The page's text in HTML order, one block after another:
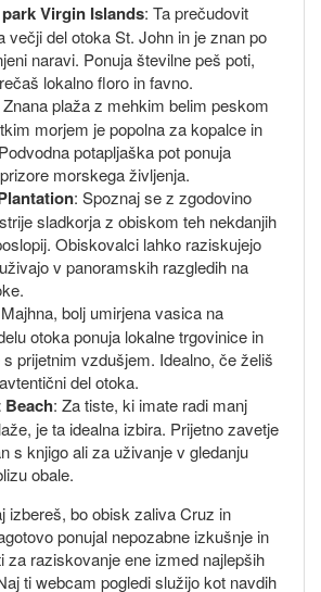
Virgin Islands: Ta prečudovit
večji del otoka St. John in je znan po
naravi. Ponuja številne peš poti,
lokalno floro in favno.
Znana plaža z mehkim belim peskom
morjem je popolna za kopalce in
potapljaška pot ponuja
morskega življenja.
: Spoznaj se z zgodovino
sladkorja z obiskom teh nekdanjih
Obiskovalci lahko raziskujejo
v panoramskih razgledih na
bolj umirjena vasica na
otoka ponuja lokalne trgovinice in
prijetnim vzdušjem. Idealno, če želiš
del otoka.
: Za tiste, ki imate radi manj
je ta idealna izbira. Prijetno zavetje
s knjigo ali za uživanje v gledanju
obale.
izbereš, bo obisk zaliva Cruz in
ponujal nepozabne izkušnje in
za raziskovanje ene izmed najlepših
ti webcam pogledi služijo kot navdih